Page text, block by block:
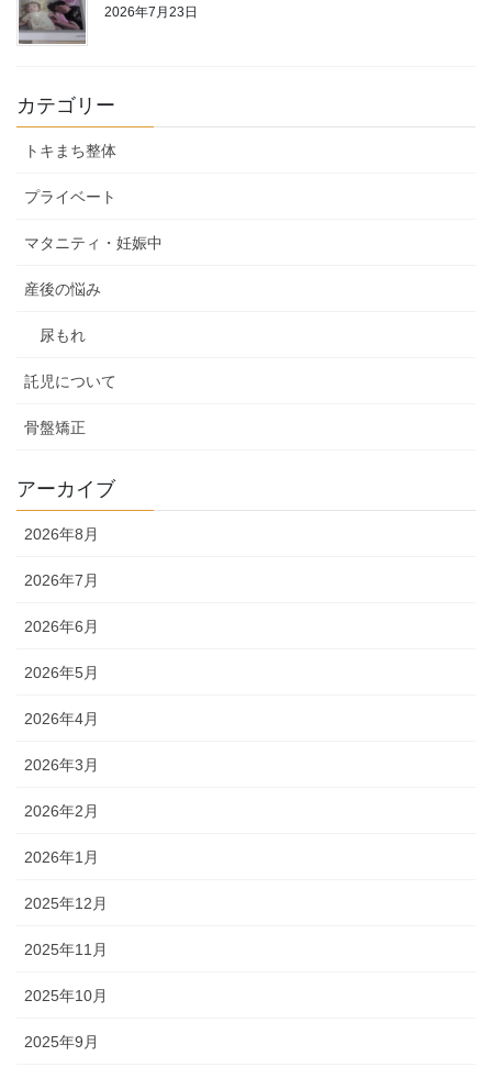
2026年7月23日
カテゴリー
トキまち整体
プライベート
マタニティ・妊娠中
産後の悩み
尿もれ
託児について
骨盤矯正
アーカイブ
2026年8月
2026年7月
2026年6月
2026年5月
2026年4月
2026年3月
2026年2月
2026年1月
2025年12月
2025年11月
2025年10月
2025年9月